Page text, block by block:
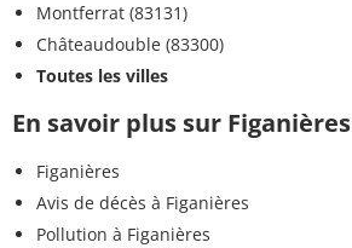
Montferrat (83131)
Châteaudouble (83300)
Toutes les villes
En savoir plus sur Figanières
Figanières
Avis de décès à Figanières
Pollution à Figanières